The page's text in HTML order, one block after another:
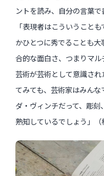
ントを読み、自分の言葉で
「表現者はこういうこと
かひとつに秀でることも
合的な面白さ、つまりマル
芸術が芸術として意識さ
てみても、芸術家はみんな
ダ・ヴィンチだって、彫
熟知しているでしょう」（